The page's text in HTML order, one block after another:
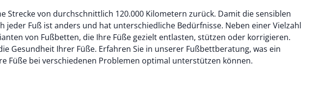
Strecke von durchschnittlich 120.000 Kilometern zurück. Damit die sensiblen
Fuß ist anders und hat unterschiedliche Bedürfnisse. Neben einer Vielzahl
von Fußbetten, die Ihre Füße gezielt entlasten, stützen oder korrigieren.
Gesundheit Ihrer Füße. Erfahren Sie in unserer Fußbettberatung, was ein
Füße bei verschiedenen Problemen optimal unterstützen können.